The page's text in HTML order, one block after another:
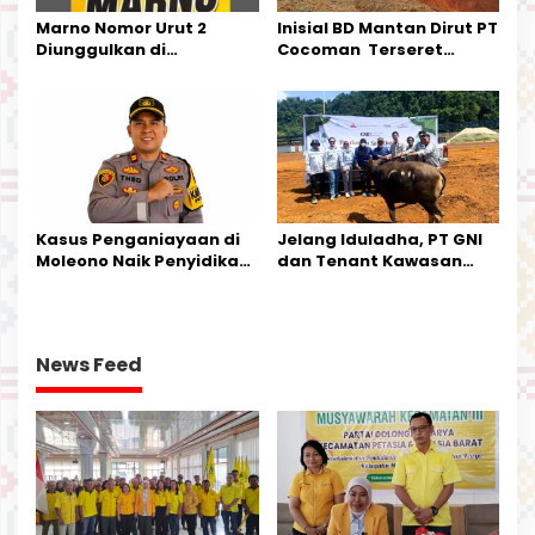
Marno Nomor Urut 2
Diunggulkan di
Kesederhanaannya Jadi
Harapan Warga
Inisial BD Mantan Dirut PT
Cocoman Terseret
Tata Kelola Tambang
Kalimantan Barat
Kasus Penganiayaan di
Moleono Naik Penyidikan,
Jelang Iduladha, PT GNI
dan Tenant Kawasan
News Feed